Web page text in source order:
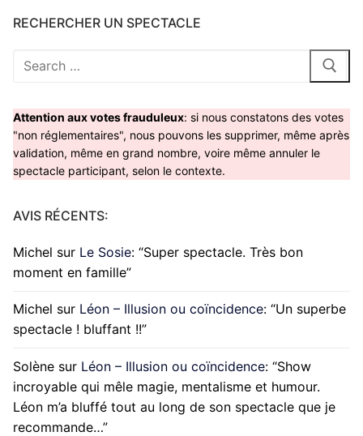
RECHERCHER UN SPECTACLE
Rechercher
Attention aux votes frauduleux: si nous constatons des votes
"non réglementaires", nous pouvons les supprimer, même après
validation, même en grand nombre, voire même annuler le
spectacle participant, selon le contexte.
AVIS RÉCENTS:
Michel sur Le Sosie: “Super spectacle. Très bon
moment en famille”
Michel sur Léon – Illusion ou coïncidence: “Un superbe
spectacle ! bluffant !!”
Solène sur Léon – Illusion ou coïncidence: “Show
incroyable qui mêle magie, mentalisme et humour.
Léon m’a bluffé tout au long de son spectacle que je
recommande…”